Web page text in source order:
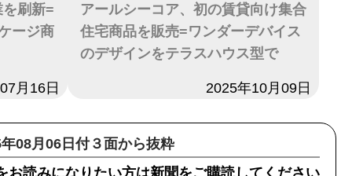
刷新=
ージ商
月16日
アールシーコア、初の賃貸向け集合
住宅商品を販売=ワンダーデバイス
のデザインをテラスハウス型で
2025年10月09日
08月06日付３面から抜粋
お読みになりたい方は新聞をご購読してください